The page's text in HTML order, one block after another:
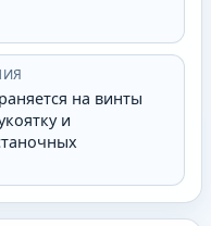
на винты
и